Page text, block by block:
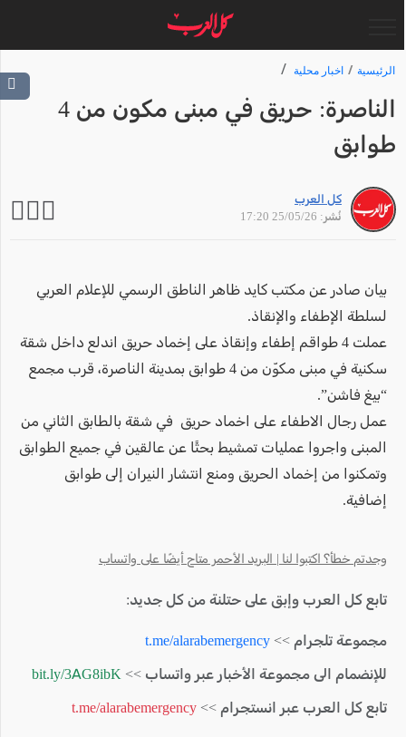
الرئيسية اخبار محلية
الناصرة: حريق في مبنى مكون من 4
طوابق
كل العرب
نُشر: 25/05/26 17:20
بيان صادر عن مكتب كايد ظاهر الناطق الرسمي للإعلام العربي
لسلطة الإطفاء والإنقاذ.
عملت 4 طواقم إطفاء وإنقاذ على إخماد حريق اندلع داخل شقة
سكنية في مبنى مكوّن من 4 طوابق بمدينة الناصرة، قرب مجمع
“بيغ فاشن”.
عمل رجال الاطفاء على اخماد حريق في شقة بالطابق الثاني من
المبنى واجروا عمليات تمشيط بحثًا عن عالقين في جميع الطوابق
وتمكنوا من إخماد الحريق ومنع انتشار النيران إلى طوابق
إضافية.
وجدتم خطأ؟ اكتبوا لنا | البريد الأحمر متاح أيضًا على واتساب
تابع كل العرب وإبق على حتلنة من كل جديد:
مجموعة تلجرام >> t.me/alarabemergency
للإنضمام الى مجموعة الأخبار عبر واتساب >> bit.ly/3AG8ibK
تابع كل العرب عبر انستجرام >> t.me/alarabemergency